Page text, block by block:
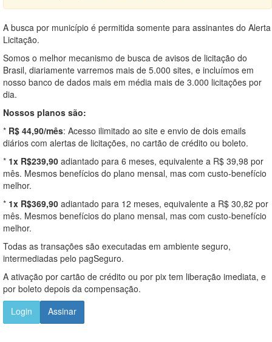
A busca por município é permitida somente para assinantes do Alerta
Licitação.
Somos o melhor mecanismo de busca de avisos de licitação do
Brasil, diariamente varremos mais de 5.000 sites, e incluímos em
nosso banco de dados mais em média mais de 3.000 licitações por
dia.
Nossos planos são:
* R$ 44,90/mês: Acesso ilimitado ao site e envio de dois emails
diários com alertas de licitações, no cartão de crédito ou boleto.
* 1x R$239,90 adiantado para 6 meses, equivalente a R$ 39,98 por
mês. Mesmos benefícios do plano mensal, mas com custo-benefício
melhor.
* 1x R$369,90 adiantado para 12 meses, equivalente a R$ 30,82 por
mês. Mesmos benefícios do plano mensal, mas com custo-benefício
melhor.
Todas as transações são executadas em ambiente seguro,
intermediadas pelo pagSeguro.
A ativação por cartão de crédito ou por pix tem liberação imediata, e
por boleto depois da compensação.
Login
Assinar